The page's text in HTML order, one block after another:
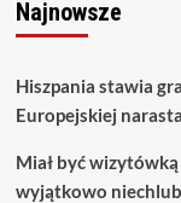
Najnowsze
Hiszpania stawia
Europejskiej
Miał być wizytówką
wyjątkowo